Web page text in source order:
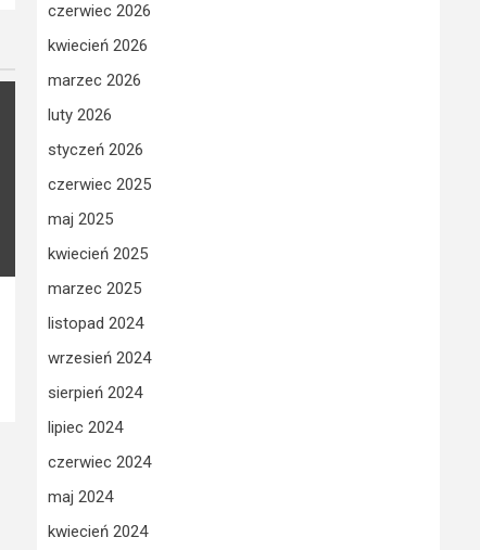
czerwiec 2026
kwiecień 2026
marzec 2026
luty 2026
styczeń 2026
czerwiec 2025
maj 2025
kwiecień 2025
marzec 2025
listopad 2024
wrzesień 2024
sierpień 2024
lipiec 2024
czerwiec 2024
maj 2024
kwiecień 2024